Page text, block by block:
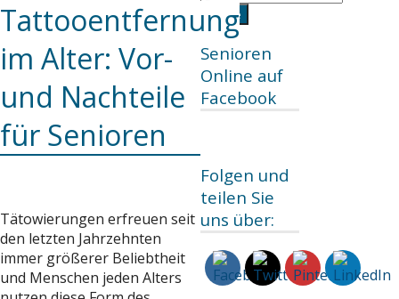
Senioren
Online auf
Facebook
Folgen und
teilen Sie
uns über:
Tattooentfernung
im Alter: Vor-
und Nachteile
für Senioren
Tätowierungen erfreuen seit
den letzten Jahrzehnten
immer größerer Beliebtheit
und Menschen jeden Alters